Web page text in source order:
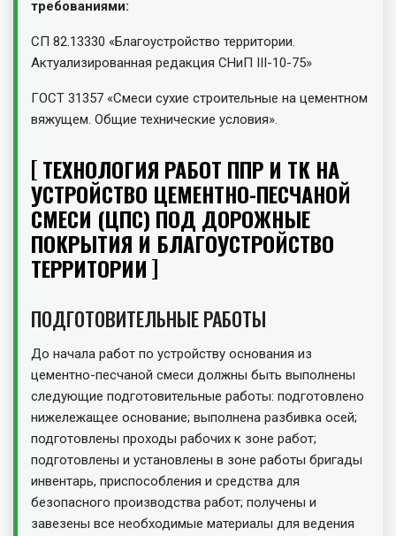
требованиями:
СП 82.13330 «Благоустройство территории.
Актуализированная редакция СНиП III-10-75»
ГОСТ 31357 «Смеси сухие строительные на цементном
вяжущем. Общие технические условия».
ТЕХНОЛОГИЯ РАБОТ ППР И ТК НА
УСТРОЙСТВО ЦЕМЕНТНО-ПЕСЧАНОЙ
СМЕСИ (ЦПС) ПОД ДОРОЖНЫЕ
ПОКРЫТИЯ И БЛАГОУСТРОЙСТВО
ТЕРРИТОРИИ
ПОДГОТОВИТЕЛЬНЫЕ РАБОТЫ
До начала работ по устройству основания из
цементно-песчаной смеси должны быть выполнены
следующие подготовительные работы: подготовлено
нижележащее основание; выполнена разбивка осей;
подготовлены проходы рабочих к зоне работ;
подготовлены и установлены в зоне работы бригады
инвентарь, приспособления и средства для
безопасного производства работ; получены и
завезены все необходимые материалы для ведения